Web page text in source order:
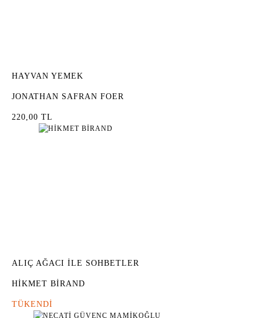
HAYVAN YEMEK
JONATHAN SAFRAN FOER
220,00 TL
ALIÇ AĞACI İLE SOHBETLER
HİKMET BİRAND
TÜKENDİ